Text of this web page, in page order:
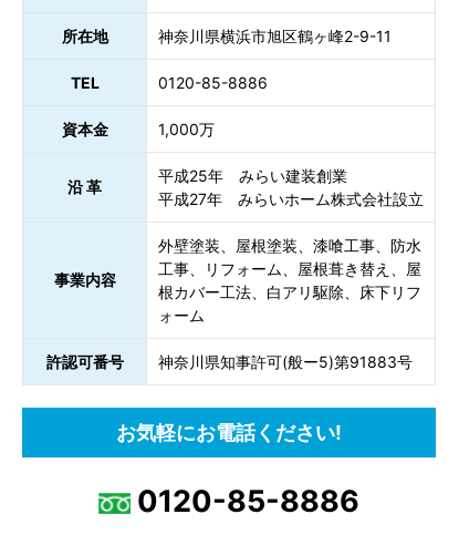
所在地 神奈川県横浜市旭区鶴ヶ峰2-9-11
TEL 0120-85-8886
資本金 1,000万
沿 革
平成25年 みらい建装創業
平成27年 みらいホーム株式会社設立
事業内容
外壁塗装、屋根塗装、漆喰工事、防水
工事、リフォーム、屋根葺き替え、屋
根カバー工法、白アリ駆除、床下リフ
ォーム
許認可番号 神奈川県知事許可(般ー5)第91883号
お気軽にお電話ください!
0120-85-8886